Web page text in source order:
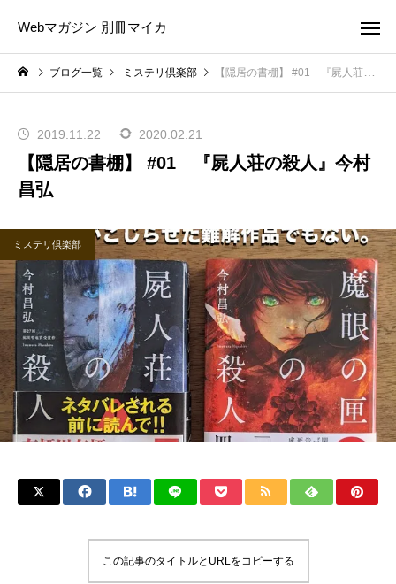
Webマガジン 別冊マイカ
ブログ一覧 ミステリ倶楽部 【隠居の書棚】 #01 『屍人荘の殺人』今村昌弘
2019.11.22 2020.02.21
【隠居の書棚】 #01 『屍人荘の殺人』今村
昌弘
ミステリ倶楽部
この記事のタイトルとURLをコピーする